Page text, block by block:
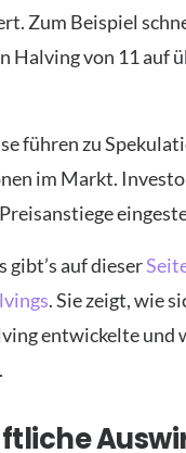
Zum Beispiel
Halving von 11 auf
führen zu
im Markt.
auf dieser
. Sie zeigt, wie
entwickelte und